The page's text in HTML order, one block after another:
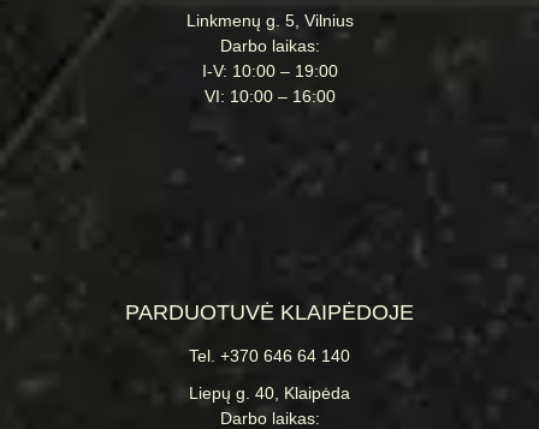
Linkmenų g. 5, Vilnius
Darbo laikas:
I-V: 10:00 – 19:00
VI: 10:00 – 16:00
PARDUOTUVĖ KLAIPĖDOJE
Tel. +370 646 64 140
Liepų g. 40, Klaipėda
Darbo laikas: